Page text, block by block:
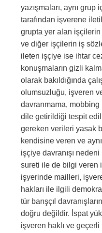
yazışmaları, aynı
tarafından işverene
grupta yer alan işçilerin
ve diğer işçilerin iş
ileten işçiye ise ihtar
konuşmaların gizli
olarak bakıldığında
olumsuzluğu, işveren
davranmama, mobbing
dile getirildiği tespit
gereken verileri yasak
kendisine veren ve
işçiye davranışı
sureti ile de bilgi veren
işyerinde mailleri,
hakları ile ilgili
tür barışçıl
doğru değildir. İspat
işveren haklı ve geçerli